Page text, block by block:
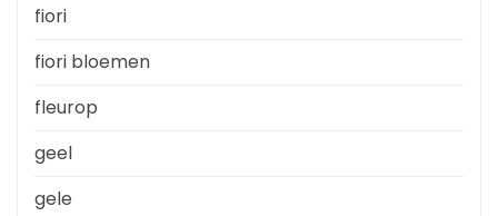
fiori
fiori bloemen
fleurop
geel
gele